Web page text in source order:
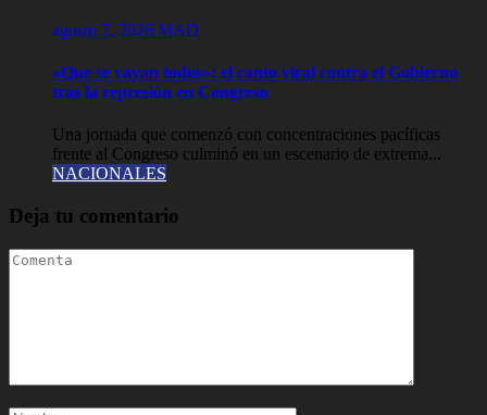
agosto 7, 2026 MAD
«Que se vayan todos»: el canto viral contra el Gobierno
tras la represión en Congreso
Una jornada que comenzó con concentraciones pacíficas
frente al Congreso culminó en un escenario de extrema...
NACIONALES
Deja tu comentario